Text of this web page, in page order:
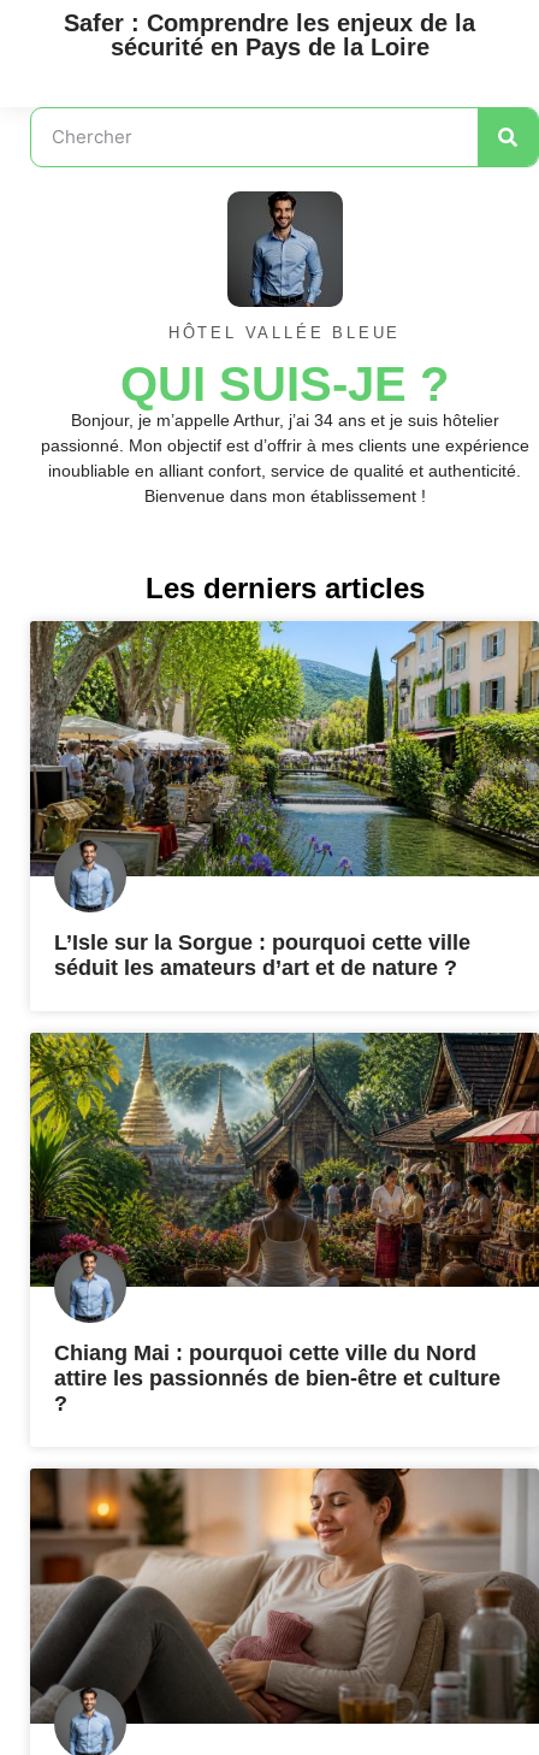
Safer : Comprendre les enjeux de la
sécurité en Pays de la Loire
HÔTEL VALLÉE BLEUE
QUI SUIS-JE ?
Bonjour, je m’appelle Arthur, j’ai 34 ans et je suis hôtelier
passionné. Mon objectif est d’offrir à mes clients une expérience
inoubliable en alliant confort, service de qualité et authenticité.
Bienvenue dans mon établissement !
Les derniers articles
L’Isle sur la Sorgue : pourquoi cette ville
séduit les amateurs d’art et de nature ?
Chiang Mai : pourquoi cette ville du Nord
attire les passionnés de bien-être et culture
?